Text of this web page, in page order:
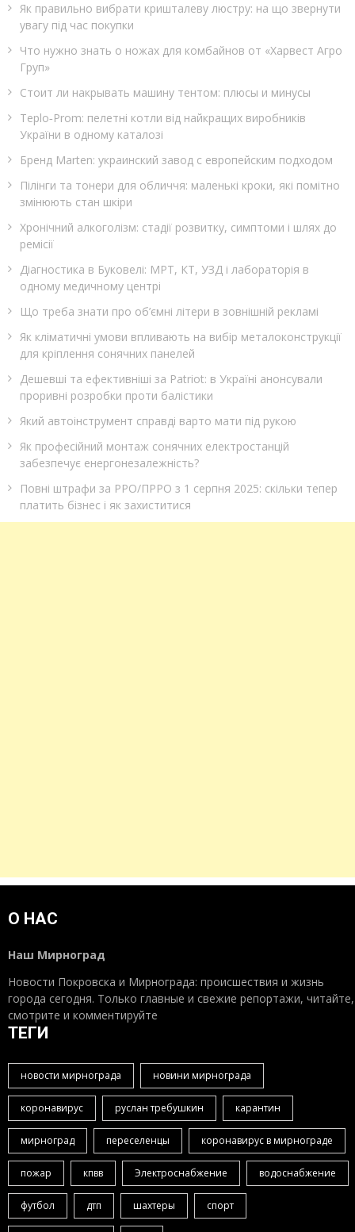
Як правильно вибрати кришталеву люстру: на що звернути
увагу під час покупки
Что нужно знать о ножах для комбайнов от «Харвест Агро
Груп»
Стоит ли накрывать машину тентом: плюсы и минусы
Teplo‑Prom: пелетні котли від найкращих виробників
України в одному каталозі
Бренд Marten: украинский завод с европейским подходом
Пілінги та тонери для обличчя: маленькі кроки, які помітно
змінюють стан шкіри
Хронічний алкоголізм: стадії розвитку, симптоми і шлях до
ремісії
Діагностика в Буковелі: МРТ, КТ, УЗД і лабораторія в
одному медичному центрі
Що треба знати про об’ємні літери в зовнішній рекламі
Як кліматичні умови впливають на вибір металоконструкції
для кріплення сонячних панелей
Дешевші та ефективніші за Patriot: в Україні анонсували
проривні розробки проти балістики
Який автоінструмент справді варто мати під рукою
Як професійний монтаж сонячних електростанцій
забезпечує енергонезалежність?
Повні штрафи за РРО/ПРРО з 1 серпня 2025: скільки тепер
платить бізнес і як захиститися
О НАС
Наш Мирноград
Новости Покровска и Мирнограда: происшествия и жизнь
города сегодня. Только главные и свежие репортажи, читайте,
смотрите и комментируйте
ТЕГИ
новости мирнограда новини мирнограда
коронавирус руслан требушкин карантин
мирноград переселенцы коронавирус в мирнограде
пожар кпвв Электроснабжение водоснабжение
футбол дтп шахтеры спорт